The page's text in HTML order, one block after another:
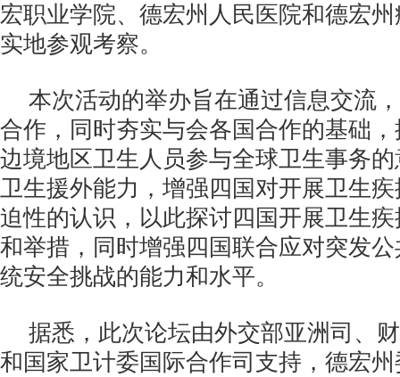
宏职业学院、德宏州人民医院和德宏
实地参观考察。
本次活动的举办旨在通过信息交流
合作，同时夯实与会各国合作的基础
边境地区卫生人员参与全球卫生事务
卫生援外能力，增强四国对开展卫生
迫性的认识，以此探讨四国开展卫生
和举措，同时增强四国联合应对突发
统安全挑战的能力和水平。
据悉，此次论坛由外交部亚洲司、
和国家卫计委国际合作司支持，德宏